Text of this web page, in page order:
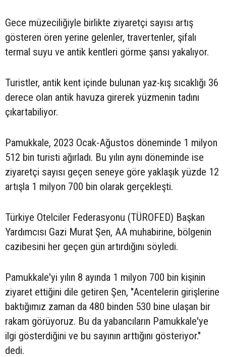
Gece müzeciliğiyle birlikte ziyaretçi sayısı artış
gösteren ören yerine gelenler, travertenler, şifalı
termal suyu ve antik kentleri görme şansı yakalıyor.
Turistler, antik kent içinde bulunan yaz-kış sıcaklığı 36
derece olan antik havuza girerek yüzmenin tadını
çıkartabiliyor.
Pamukkale, 2023 Ocak-Ağustos döneminde 1 milyon
512 bin turisti ağırladı. Bu yılın aynı döneminde ise
ziyaretçi sayısı geçen seneye göre yaklaşık yüzde 12
artışla 1 milyon 700 bin olarak gerçekleşti.
Türkiye Otelciler Federasyonu (TÜROFED) Başkan
Yardımcısı Gazi Murat Şen, AA muhabirine, bölgenin
cazibesini her geçen gün artırdığını söyledi.
Pamukkale'yi yılın 8 ayında 1 milyon 700 bin kişinin
ziyaret ettiğini dile getiren Şen, "Acentelerin girişlerine
baktığımız zaman da 480 binden 530 bine ulaşan bir
rakam görüyoruz. Bu da yabancıların Pamukkale'ye
ilgi gösterdiğini ve bu sayının arttığını gösteriyor."
dedi.